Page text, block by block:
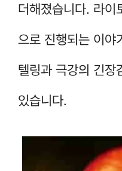
더해졌습니다. 라이
으로 진행되는 이야
텔링과 극강의 긴장
있습니다.